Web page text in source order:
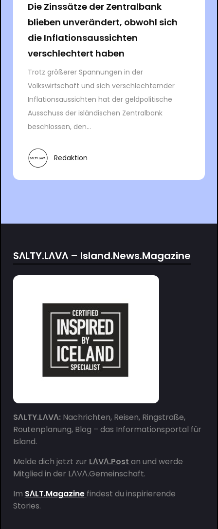
Die Zinssätze der Zentralbank
blieben unverändert, obwohl sich
die Inflationsaussichten
verschlechtert haben
Trotz größerer Spannungen in der
Volkswirtschaft und sich verschlechternder
Inflationsaussichten hat der geldpolitische
Ausschuss der isländischen Zentralbank
beschlossen, den...
Redaktion
SΛLTY.LΛVΛ – Island.News.Magazine
SΛLTY.LΛVΛ:Nachrichten, Reisen, Ringstraße,
Routenplanung, Blog – das Informationsportal für
Island.
Melde dich jetzt zur LΛVΛ.Post an und werde
Mitglied in der LΛVΛ.Gemeinschaft.
Im SΛLT.Magazine findest du inspirierende
Stories.